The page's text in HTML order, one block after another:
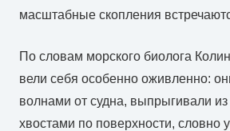
масштабные скопления
По словам морского биолога
вели себя особенно оживленно:
волнами от судна, выпрыгивали
хвостами по поверхности, словно